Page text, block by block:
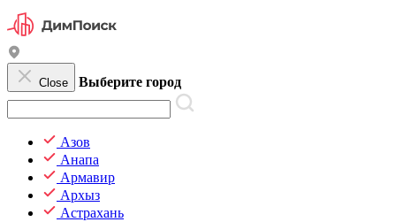
Close Выберите город
Азов
Анапа
Армавир
Архыз
Астрахань